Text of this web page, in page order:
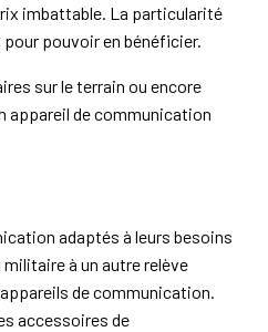
imbattable. La particularité
pouvoir en bénéficier.
sur le terrain ou encore
appareil de communication
adaptés à leurs besoins
militaire à un autre relève
de communication.
accessoires de